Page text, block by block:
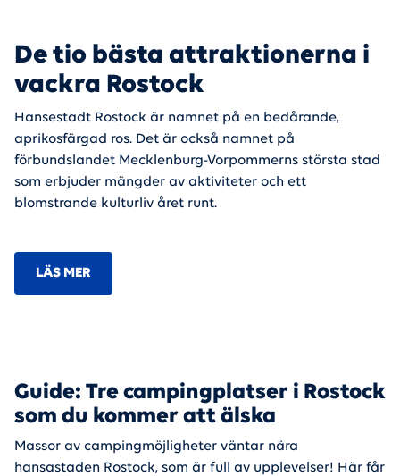
De tio bästa attraktionerna i
vackra Rostock
Hansestadt Rostock är namnet på en bedårande,
aprikosfärgad ros. Det är också namnet på
förbundslandet Mecklenburg-Vorpommerns största stad
som erbjuder mängder av aktiviteter och ett
blomstrande kulturliv året runt.
LÄS MER
Guide: Tre campingplatser i Rostock
som du kommer att älska
Massor av campingmöjligheter väntar nära
hansastaden Rostock, som är full av upplevelser! Här får